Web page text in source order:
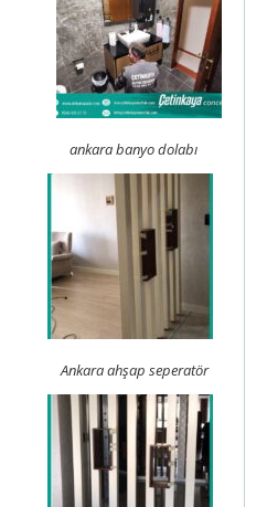
ankara banyo dolabı
Ankara ahşap seperatör